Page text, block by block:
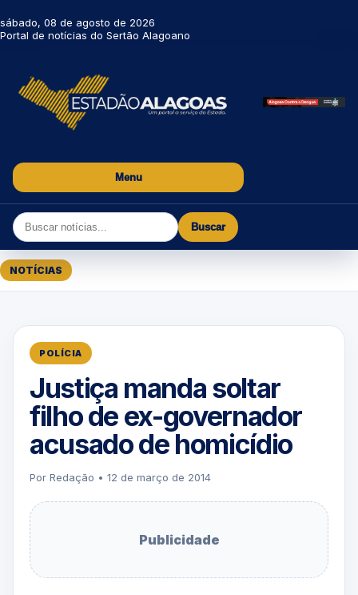
sábado, 08 de agosto de 2026
Portal de notícias do Sertão Alagoano
Menu
Buscar
NOTÍCIAS
POLÍCIA
Justiça manda soltar
filho de ex-governador
acusado de homicídio
Por Redação • 12 de março de 2014
Publicidade